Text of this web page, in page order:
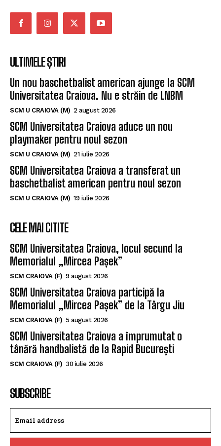
ULTIMELE ȘTIRI
Un nou baschetbalist american ajunge la SCM
Universitatea Craiova. Nu e străin de LNBM
SCM U CRAIOVA (M) 2 august 2026
SCM Universitatea Craiova aduce un nou
playmaker pentru noul sezon
SCM U CRAIOVA (M) 21 iulie 2026
SCM Universitatea Craiova a transferat un
baschetbalist american pentru noul sezon
SCM U CRAIOVA (M) 19 iulie 2026
CELE MAI CITITE
SCM Universitatea Craiova, locul secund la
Memorialul „Mircea Pașek”
SCM CRAIOVA (F) 9 august 2026
SCM Universitatea Craiova participă la
Memorialul „Mircea Pașek” de la Târgu Jiu
SCM CRAIOVA (F) 5 august 2026
SCM Universitatea Craiova a împrumutat o
tânără handbalistă de la Rapid București
SCM CRAIOVA (F) 30 iulie 2026
SUBSCRIBE